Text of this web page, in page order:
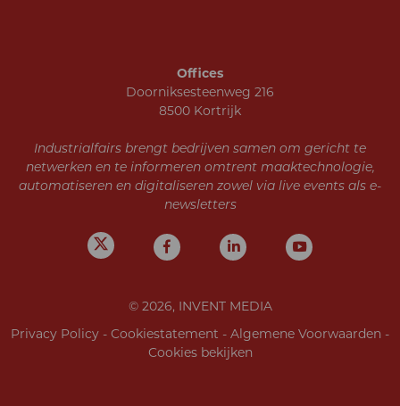
Offices
Doorniksesteenweg 216
8500 Kortrijk
Industrialfairs brengt bedrijven samen om gericht te
netwerken en te informeren omtrent maaktechnologie,
automatiseren en digitaliseren zowel via live events als e-
newsletters
© 2026, INVENT MEDIA
Privacy Policy - Cookiestatement - Algemene Voorwaarden -
Cookies bekijken